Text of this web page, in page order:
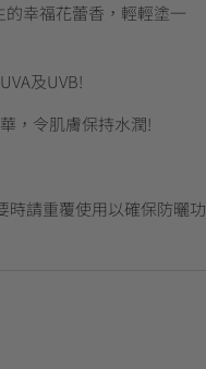
幸福花蕾香，輕輕塗一
及UVB!
，令肌膚保持水潤!
時請重覆使用以確保防曬功